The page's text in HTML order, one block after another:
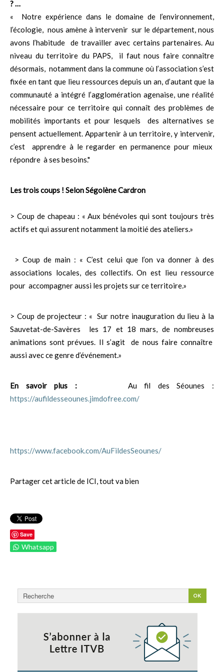
OK
Rechercher
? …
« Notre expérience dans le domaine de l’environnement,
l’écologie, nous amène à intervenir sur le département, nous
avons l’habitude de travailler avec certains partenaires. Au
niveau du territoire du PAPS, il faut nous faire connaître
désormais, notamment dans la commune où l’association s’est
fixée en tant que lieu ressources depuis un an, d’autant que la
communauté a intégré l’agglomération agenaise, une réalité
nécessaire pour ce territoire qui connaît des problèmes de
mobilités importants et pour lesquels des alternatives se
pensent actuellement. Appartenir à un territoire, y intervenir,
c’est apprendre à le regarder en permanence pour mieux
répondre à ses besoins."
Les trois coups ! Selon Ségolène Cardron
> Coup de chapeau : « Aux bénévoles qui sont toujours très
actifs et qui assurent notamment la moitié des ateliers.»
> Coup de main : « C’est celui que l’on va donner à des
associations locales, des collectifs. On est lieu ressource
pour accompagner aussi les projets sur ce territoire.»
> Coup de projecteur : « Sur notre inauguration du lieu à la
Sauvetat-de-Savères les 17 et 18 mars, de nombreuses
animations sont prévues. Il s’agit de nous faire connaître
aussi avec ce genre d’événement.»
En savoir plus :Au fil des Séounes :
https://aufildesseounes.jimdofree.com/
https://www.facebook.com/AuFildesSeounes/
Partager cet article de ICI, tout va bien
Save
Whatsapp